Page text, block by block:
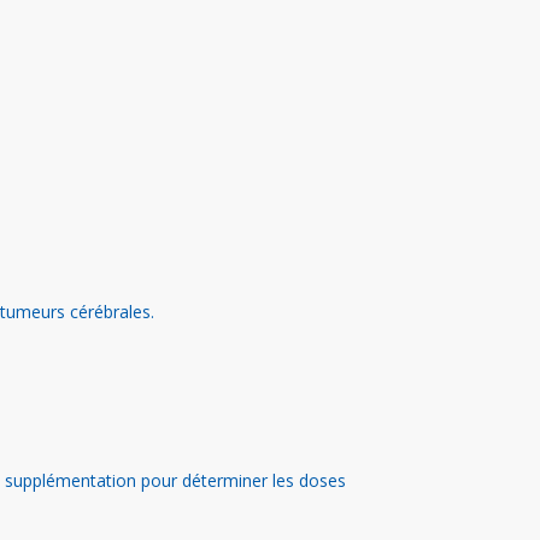
cérébrales.
pour déterminer les doses